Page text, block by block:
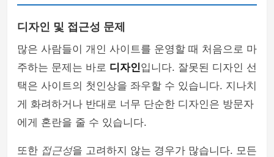
디자인 및 접근성 문제
많은 사람들이 개인 사이트를 운영할 때 처음으로 마
주하는 문제는 바로 디자인입니다. 잘못된 디자인 선
택은 사이트의 첫인상을 좌우할 수 있습니다. 지나치
게 화려하거나 반대로 너무 단순한 디자인은 방문자
에게 혼란을 줄 수 있습니다.
또한 접근성을 고려하지 않는 경우가 많습니다. 모든